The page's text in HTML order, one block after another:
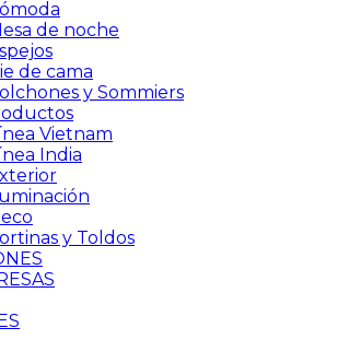
de noche
de cama
y Sommiers
Vietnam
India
y Toldos